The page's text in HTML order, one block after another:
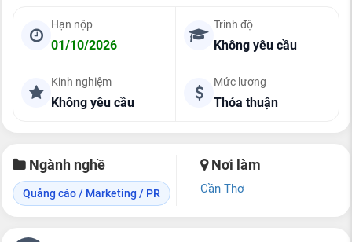
Hạn nộp
01/10/2026
Trình độ
Không yêu cầu
Kinh nghiệm
Không yêu cầu
Mức lương
Thỏa thuận
Ngành nghề
Quảng cáo / Marketing / PR
Nơi làm
Cần Thơ